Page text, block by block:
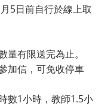
5日前自行於線上取
有限送完為止。
加信，可免收停車
數1小時，教師1.5小